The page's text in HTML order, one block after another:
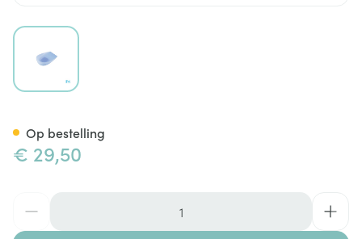
View larger image
€ 29,50
Op bestelling